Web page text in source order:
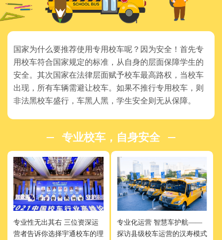
国家为什么要推荐使用专用校车呢？因为安全！首先专
用校车符合国家规定的标准，从自身的层面保障学生的
安全。其次国家在法律层面赋予校车最高路权，当校车
出现，所有车辆需避让校车。如果不推行专用校车，则
非法黑校车盛行，车黑人黑，学生安全则无从保障。
专业校车，自身安全
专业性无出其右 三位资深运
营者告诉你选择宇通校车的理
专业化运营 智慧车护航——
探访县级校车运营的汉寿模式